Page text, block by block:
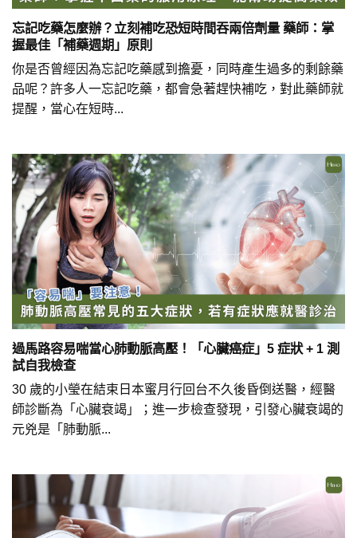
忘記吃藥怎麼辦？立刻補吃恐短時間吞兩倍劑量 藥師：掌
握最佳「補藥週期」原則
你是否曾經因為忘記吃藥感到擔憂，同時產生過多的剩餘藥
品呢？許多人一忘記吃藥，都會急著趕快補吃，對此藥師就
提醒，當心在短時...
過馬路容易喘當心肺動脈高壓！「心臟癌症」5 症狀 + 1 測
試自我檢查
30 歲的小瑩在結束日本蜜月行回台不久後昏倒送醫，經醫
師診斷為「心臟衰竭」；進一步檢查發現，引發心臟衰竭的
元兇是「肺動脈...